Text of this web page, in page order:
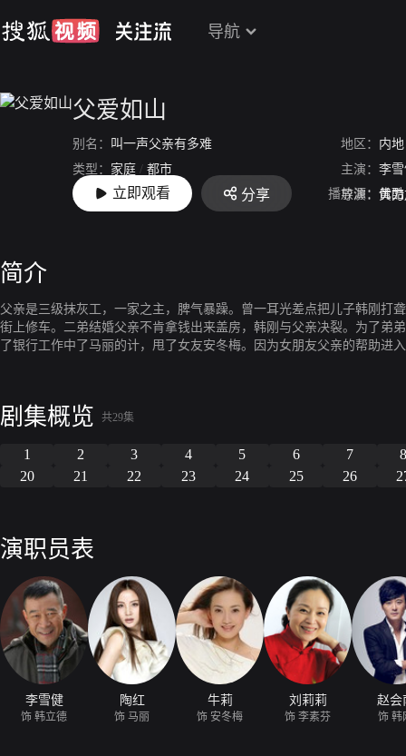
导航
父爱如山
别名： 叫一声父亲有多难 地区： 内地
类型： 家庭 / 都市 主演： 李
上映： 2010-01-14 导演： 黄
立即观看 分享 播放源： 优酷
简介
父亲是三级抹灰工，一家之主，脾气暴躁。曾一耳光差点把儿子韩刚打
街上修车。二弟结婚父亲不肯拿钱出来盖房，韩刚与父亲决裂。为了弟
了银行工作中了马丽的计，甩了女友安冬梅。因为女朋友父亲的帮助
再叫过的那声“爸”。当了一辈子建筑工人的父亲，名牌大学毕业的儿子
剧集概览 共29集
1 2 3 4 5 6 7
20
21 22 23 24 25 26
演职员表
李雪健
饰 韩立德
陶红
饰 马丽
牛莉
饰 安冬梅
刘莉莉
饰 李素芬
赵会
饰 韩